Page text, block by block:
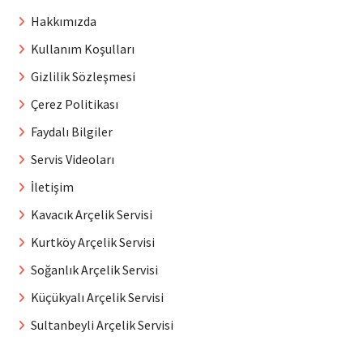
Hakkımızda
Kullanım Koşulları
Gizlilik Sözleşmesi
Çerez Politikası
Faydalı Bilgiler
Servis Videoları
İletişim
Kavacık Arçelik Servisi
Kurtköy Arçelik Servisi
Soğanlık Arçelik Servisi
Küçükyalı Arçelik Servisi
Sultanbeyli Arçelik Servisi